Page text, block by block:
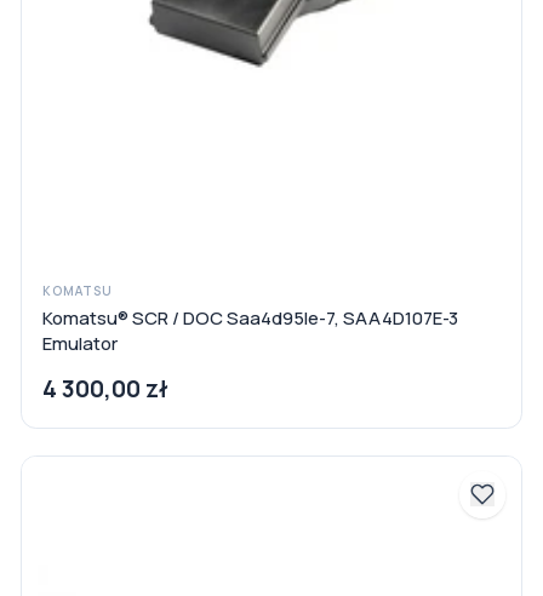
KOMATSU
Komatsu® SCR / DOC Saa4d95le-7, SAA4D107E-3
Emulator
4 300,00 zł